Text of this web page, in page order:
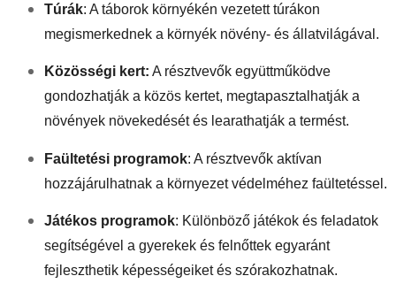
Túrák: A táborok környékén vezetett túrákon
megismerkednek a környék növény- és állatvilágával.
Közösségi kert: A résztvevők együttműködve
gondozhatják a közös kertet, megtapasztalhatják a
növények növekedését és learathatják a termést.
Faültetési programok: A résztvevők aktívan
hozzájárulhatnak a környezet védelméhez faültetéssel.
Játékos programok: Különböző játékok és feladatok
segítségével a gyerekek és felnőttek egyaránt
fejleszthetik képességeiket és szórakozhatnak.